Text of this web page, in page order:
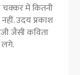
में कितनी
उदय प्रकाश
जैसी कविता